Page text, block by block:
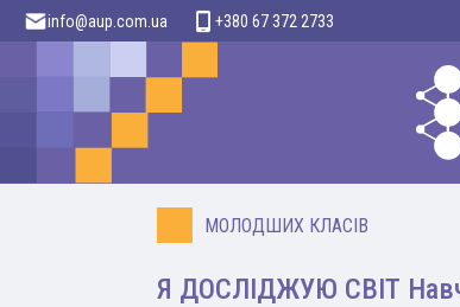
info@aup.com.ua +380 67 372 2733
МОЛОДШИХ КЛАСІВ
Я ДОСЛІДЖУЮ СВІТ